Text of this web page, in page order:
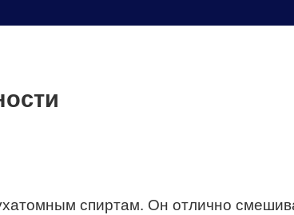
спиртам. Он отлично